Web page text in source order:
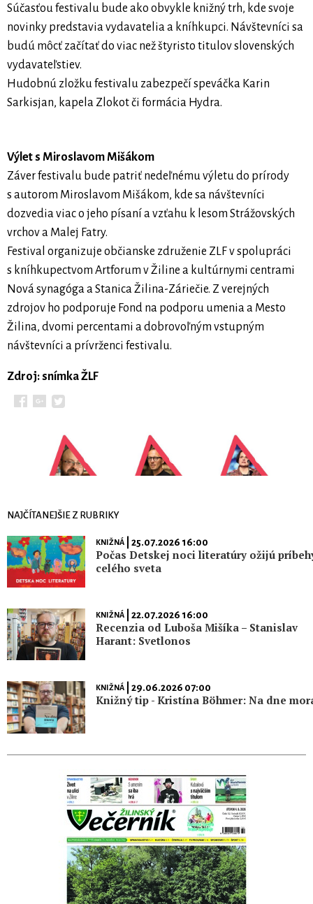
Súčasťou festivalu bude ako obvykle knižný trh, kde svoje
novinky predstavia vydavatelia a kníhkupci. Návštevníci sa
budú môcť začítať do viac než štyristo titulov slovenských
vydavateľstiev.
Hudobnú zložku festivalu zabezpečí speváčka Karin
Sarkisjan, kapela Zlokot či formácia Hydra.
Výlet s Miroslavom Mišákom
Záver festivalu bude patriť nedeľnému výletu do prírody
s autorom Miroslavom Mišákom, kde sa návštevníci
dozvedia viac o jeho písaní a vzťahu k lesom Strážovských
vrchov a Malej Fatry.
Festival organizuje občianske združenie ZLF v spolupráci
s kníhkupectvom Artforum v Žiline a kultúrnymi centrami
Nová synagóga a Stanica Žilina-Záriečie. Z verejných
zdrojov ho podporuje Fond na podporu umenia a Mesto
Žilina, dvomi percentami a dobrovoľným vstupným
návštevníci a prívrženci festivalu.
Zdroj: snímka ŽLF
NAJČÍTANEJŠIE Z RUBRIKY
KNIŽNÁ| 25.07.2026 16:00
Počas Detskej noci literatúry ožijú
celého sveta
KNIŽNÁ| 22.07.2026 16:00
Recenzia od Luboša Mišíka – Stanislav
Harant: Svetlonos
KNIŽNÁ| 29.06.2026 07:00
Knižný tip - Kristína Böhmer: Na dne